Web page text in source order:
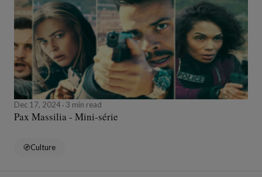
Dec 17, 2024 3 min read
Pax Massilia - Mini-série
Culture